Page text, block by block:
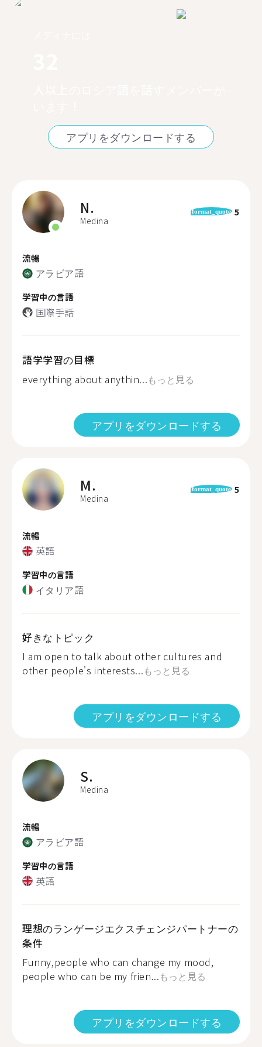
アプリをダウンロードする
N.
Medina
format_quote 5
流暢
アラビア語
学習中の言語
国際手話
語学学習の目標
everything about anythin...もっと見る
アプリをダウンロードする
M.
Medina
format_quote 5
流暢
英語
学習中の言語
イタリア語
好きなトピック
I am open to talk about other cultures and
other people's interests...もっと見る
アプリをダウンロードする
S.
Medina
流暢
アラビア語
学習中の言語
英語
理想のランゲージエクスチェンジパートナーの
条件
Funny,people who can change my mood,
people who can be my frien...もっと見る
アプリをダウンロードする